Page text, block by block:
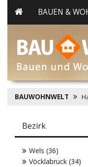
BAUEN &
BAUWOHNWELT
Bezirk
Wels (36)
Vöcklabruck (34)